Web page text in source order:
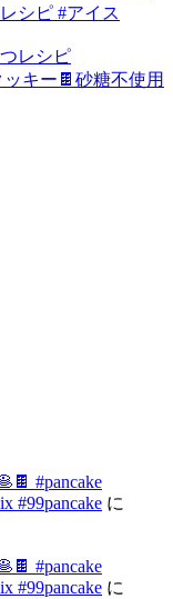
シピ #アイス
レシピ
キー🍫砂糖不使用
#pancake
#99pancake に
#pancake
#99pancake に